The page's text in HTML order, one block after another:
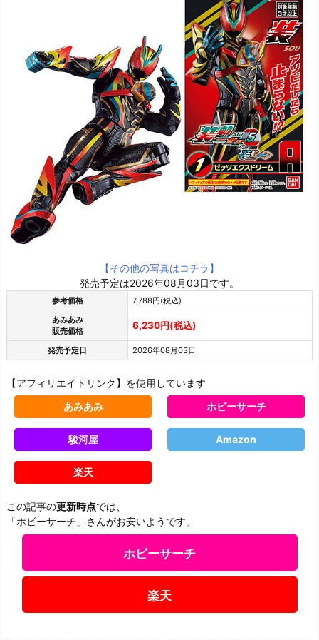
【その他の写真はコチラ】
発売予定は2026年08月03日です。
参考価格
7,788円(税込)
あみあみ
販売価格
6,230円(税込)
発売予定日 2026年08月03日
【アフィリエイトリンク】を使用しています
あみあみ
ホビーサーチ
駿河屋 Amazon
楽天
この記事の更新時点では、
「ホビーサーチ」さんがお安いようです。
ホビーサーチ
楽天